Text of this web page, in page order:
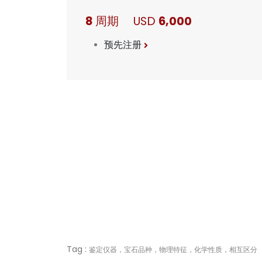
8 周期 USD 6,000
预先注册
Tag : 鉴定仪器，宝石品种，物理特征，化学性质，相互区分